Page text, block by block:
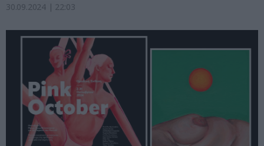
30.09.2024 | 22:03